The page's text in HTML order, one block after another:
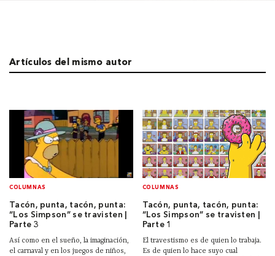
Artículos del mismo autor
COLUMNAS
Tacón, punta, tacón, punta:
“Los Simpson” se travisten |
Parte 3
Así como en el sueño, la imaginación,
el carnaval y en los juegos de niños,
COLUMNAS
Tacón, punta, tacón, punta:
“Los Simpson” se travisten |
Parte 1
El travestismo es de quien lo trabaja.
Es de quien lo hace suyo cual